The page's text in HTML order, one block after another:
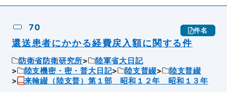
70 件名
還送患者にかかる経費戻入額に関する件
防衛省防衛研究所
陸軍省大日記
陸支機密・密・普大日記
陸支普綴
陸支普綴
来翰綴（陸支普）第１部 昭和１２年 昭和１３年